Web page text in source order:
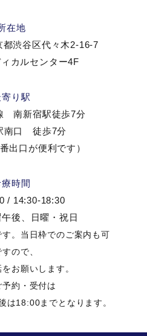
在地
渋谷区代々木2-16-7
カルセンター4F
寄り駅
南新宿駅徒歩7分
南口 徒歩7分
出口が便利です）
時間
/ 14:30-18:30
後、日曜・祝日
。当日枠でのご案内も可
ので、
お願いします。
約・受付は
は18:00までとなります。